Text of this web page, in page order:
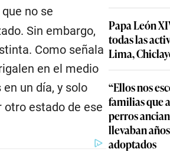
que no se
Sin embargo,
Como señala
en el medio
un día, y solo
otro estado de ese
Papa León
todas las
Lima,
“Ellos nos
familias que
perros
llevaban
adoptados